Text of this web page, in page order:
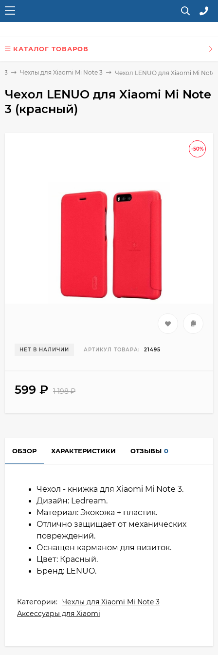
КАТАЛОГ ТОВАРОВ
3 Чехлы для Xiaomi Mi Note 3 Чехол LENUO для Xiaomi Mi Note
Чехол LENUO для Xiaomi Mi Note
3 (красный)
-50%
НЕТ В НАЛИЧИИ АРТИКУЛ ТОВАРА: 21495
599 ₽ 1 198₽
ОБЗОР ХАРАКТЕРИСТИКИ ОТЗЫВЫ 0
Чехол - книжка для Xiaomi Mi Note 3.
Дизайн: Ledream.
Материал: Экокожа + пластик.
Отлично защищает от механических
повреждений.
Оснащен карманом для визиток.
Цвет: Красный.
Бренд: LENUO.
Категории: Чехлы для Xiaomi Mi Note 3
Аксессуары для Xiaomi